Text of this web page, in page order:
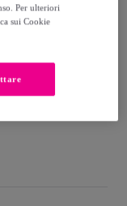
Per ulteriori
sui Cookie